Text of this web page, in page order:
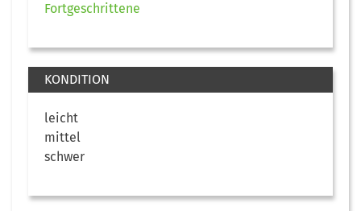
Fortgeschrittene
KONDITION
leicht
mittel
schwer